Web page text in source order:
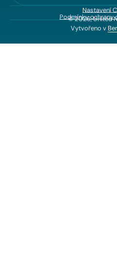
Nastavení
Podmínky ochrany
© 2026, United
Vytvořeno v